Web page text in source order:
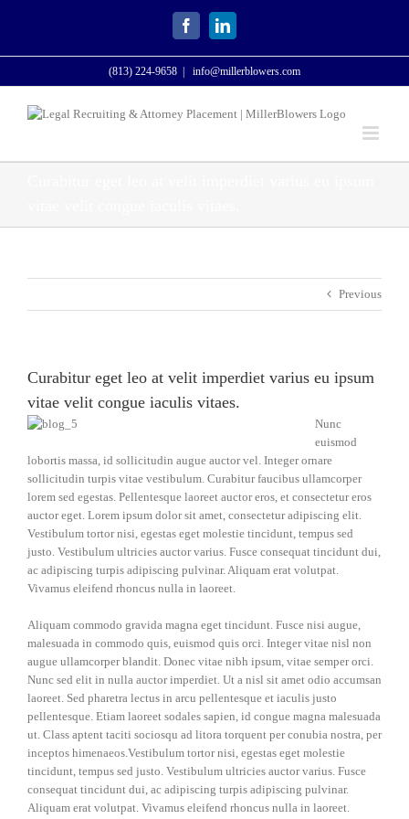
FacebookLinkedIn
(813) 224-9658 info@millerblowers.com
Previous
Curabitur eget leo at velit imperdiet varius eu ipsum
vitae velit congue iaculis vitaes.
Nunc
euismod
lobortis massa, id sollicitudin augue auctor vel. Integer ornare
sollicitudin turpis vitae vestibulum. Curabitur faucibus ullamcorper
lorem sed egestas. Pellentesque laoreet auctor eros, et consectetur eros
auctor eget. Lorem ipsum dolor sit amet, consectetur adipiscing elit.
Vestibulum tortor nisi, egestas eget molestie tincidunt, tempus sed
justo. Vestibulum ultricies auctor varius. Fusce consequat tincidunt dui,
ac adipiscing turpis adipiscing pulvinar. Aliquam erat volutpat.
Vivamus eleifend rhoncus nulla in laoreet.
Aliquam commodo gravida magna eget tincidunt. Fusce nisi augue,
malesuada in commodo quis, euismod quis orci. Integer vitae nisl non
augue ullamcorper blandit. Donec vitae nibh ipsum, vitae semper orci.
Nunc sed elit in nulla auctor imperdiet. Ut a nisl sit amet odio accumsan
laoreet. Sed pharetra lectus in arcu pellentesque et iaculis justo
pellentesque. Etiam laoreet sodales sapien, id congue magna malesuada
ut. Class aptent taciti sociosqu ad litora torquent per conubia nostra, per
inceptos himenaeos.Vestibulum tortor nisi, egestas eget molestie
tincidunt, tempus sed justo. Vestibulum ultricies auctor varius. Fusce
consequat tincidunt dui, ac adipiscing turpis adipiscing pulvinar.
Aliquam erat volutpat. Vivamus eleifend rhoncus nulla in laoreet.